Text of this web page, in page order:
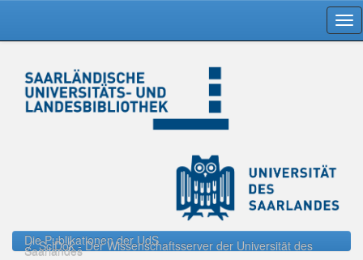
navigation
Die Publikationen der UdS
SciDok - Der Wissenschaftsserver der Universität des
Saarlandes